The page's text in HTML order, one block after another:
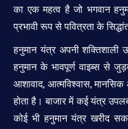
का एक महत्व है जो भगवान
प्रभावी रूप से पवित्रता के
हनुमान यंत्र अपनी शक्तिशाली
हनुमान के भावपूर्ण वाइब्स से
आशावाद, आत्मविश्वास, मानसिक
होता है। बाजार में कई यंत्र
कोई भी हनुमान यंत्र खरीद